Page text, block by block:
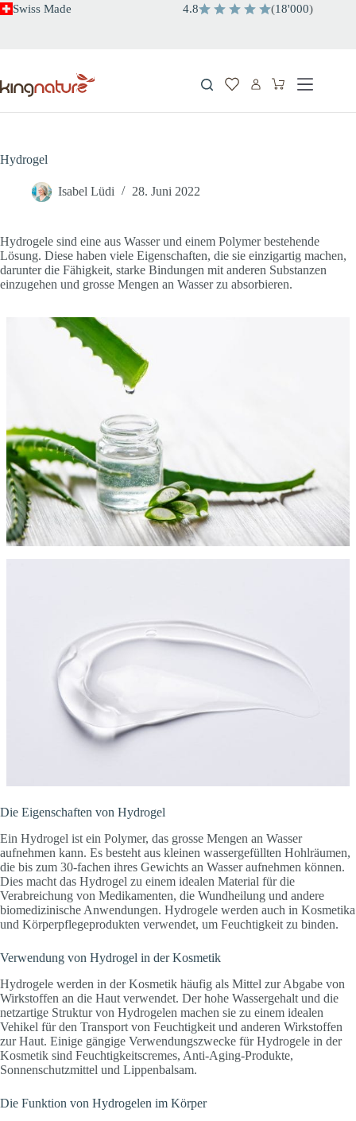
ZumSwiss Made 4.8 (18'000)
Warenkorb
Hydrogel
Isabel Lüdi 28. Juni 2022
Hydrogele sind eine aus Wasser und einem Polymer bestehende
Lösung. Diese haben viele Eigenschaften, die sie einzigartig machen,
darunter die Fähigkeit, starke Bindungen mit anderen Substanzen
einzugehen und grosse Mengen an Wasser zu absorbieren.
Die Eigenschaften von Hydrogel
Ein Hydrogel ist ein Polymer, das grosse Mengen an Wasser
aufnehmen kann. Es besteht aus kleinen wassergefüllten Hohlräumen,
die bis zum 30-fachen ihres Gewichts an Wasser aufnehmen können.
Dies macht das Hydrogel zu einem idealen Material für die
Verabreichung von Medikamenten, die Wundheilung und andere
biomedizinische Anwendungen. Hydrogele werden auch in Kosmetika
und Körperpflegeprodukten verwendet, um Feuchtigkeit zu binden.
Verwendung von Hydrogel in der Kosmetik
Hydrogele werden in der Kosmetik häufig als Mittel zur Abgabe von
Wirkstoffen an die Haut verwendet. Der hohe Wassergehalt und die
netzartige Struktur von Hydrogelen machen sie zu einem idealen
Vehikel für den Transport von Feuchtigkeit und anderen Wirkstoffen
zur Haut. Einige gängige Verwendungszwecke für Hydrogele in der
Kosmetik sind Feuchtigkeitscremes, Anti-Aging-Produkte,
Sonnenschutzmittel und Lippenbalsam.
Die Funktion von Hydrogelen im Körper